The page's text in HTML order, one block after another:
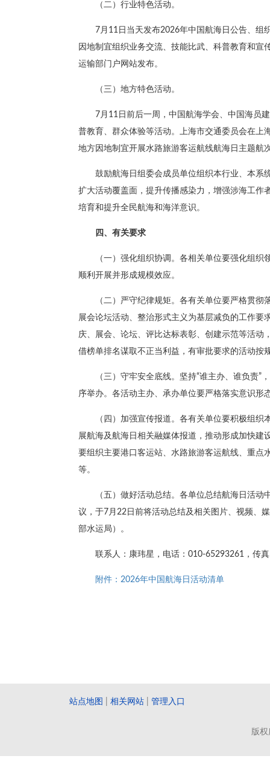
（二）行业特色活动。
7月11日当天发布2026年中国航海日公告、组
因地制宜组织业务交流、技能比武、科普教育和
运输部门户网站发布。
（三）地方特色活动。
7月11日前后一周，中国航海学会、中国海员
普教育、群众体验等活动。上海市交通委员会在上
地方因地制宜开展水路旅游客运航线航海日主题航
鼓励航海日组委会成员单位组织本行业、本系
扩大活动覆盖面，提升传播感染力，增强涉海工作
培育和提升全民航海和海洋意识。
四、有关要求
（一）强化组织协调。各相关单位要强化组
顺利开展并形成规模效应。
（二）严守纪律规矩。各有关单位要严格贯
展会论坛活动、整治形式主义为基层减负的工作
庆、展会、论坛、评比达标表彰、创建示范等活
借榜单排名谋取不正当利益，有审批要求的活动按
（三）守牢安全底线。坚持“谁主办、谁负责
序举办。各活动主办、承办单位要严格落实意识形
（四）加强宣传报道。各有关单位要积极组
展航海及航海日相关融媒体报道，推动形成加快
要组织主要港口客运站、水路旅游客运航线、重点
等。
（五）做好活动总结。各单位总结航海日活
议，于7月22日前将活动总结及相关图片、视频、
部水运局）。
联系人：康玮星，电话：010-65293261，传
附件：2026年中国航海日活动清单
站点地图 相关网站 管理入口
版